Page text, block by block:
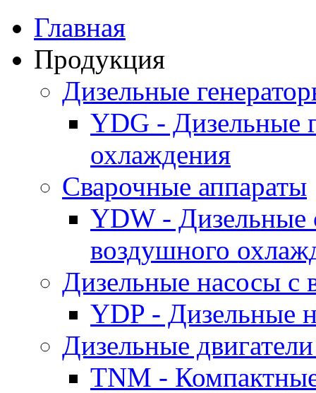
Главная
Продукция
Дизельные
YDG - Дизельные
охлаждения
Cварочные аппараты
YDW - Дизельные
воздушного
Дизельные насосы
YDP - Дизельные
Дизельные
TNM -